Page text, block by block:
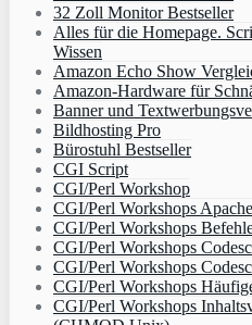
32 Zoll Monitor Bestseller
Alles für die Homepage.
Wissen
Amazon Echo Show
Amazon-Hardware für
Banner und
Bildhosting Pro
Bürostuhl Bestseller
CGI Script
CGI/Perl Workshop
CGI/Perl Workshops
CGI/Perl Workshops
CGI/Perl Workshops
CGI/Perl Workshops
CGI/Perl Workshops
CGI/Perl Workshops